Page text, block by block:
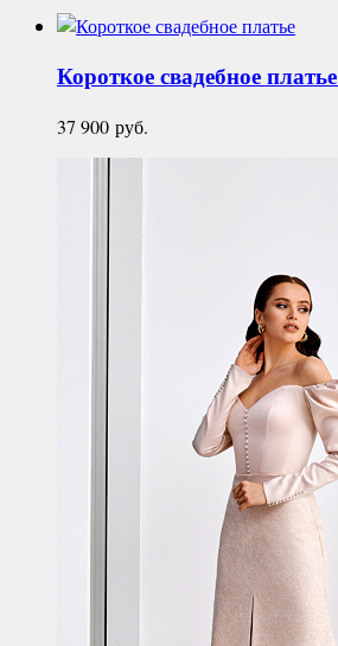
Короткое свадебное платье
37 900 руб.